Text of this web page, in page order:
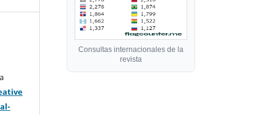
Consultas internacionales de la
revista